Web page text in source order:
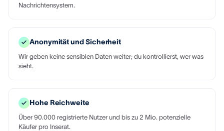
Nachrichtensystem.
Anonymität und Sicherheit
Wir geben keine sensiblen Daten weiter; du kontrollierst, wer was
sieht.
Hohe Reichweite
Über 90.000 registrierte Nutzer und bis zu 2 Mio. potenzielle
Käufer pro Inserat.